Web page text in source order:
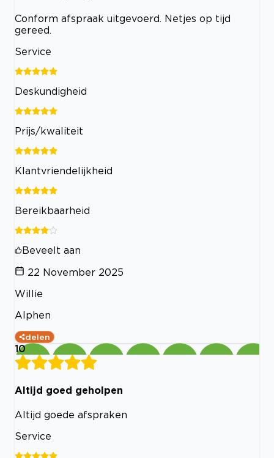
Conform afspraak uitgevoerd. Netjes op tijd
gereed.
Service
Deskundigheid
Prijs/kwaliteit
Klantvriendelijkheid
Bereikbaarheid
Beveelt aan
22 November 2025
Willie
Alphen
delen
10
Altijd goed geholpen
Altijd goede afspraken
Service